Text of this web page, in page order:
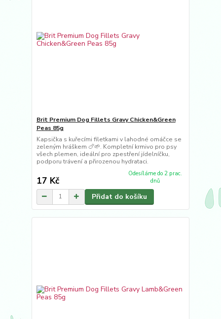
Brit Premium Dog Fillets Gravy Chicken&Green
Peas 85g
Kapsička s kuřecími filetkami v lahodné omáčce se
zeleným hráškem 🍗🌱. Kompletní krmivo pro psy
všech plemen, ideální pro zpestření jídelníčku,
podporu trávení a přirozenou hydrataci.
17 Kč
Odesíláme do 2 prac.
dnů
Přidat do košíku